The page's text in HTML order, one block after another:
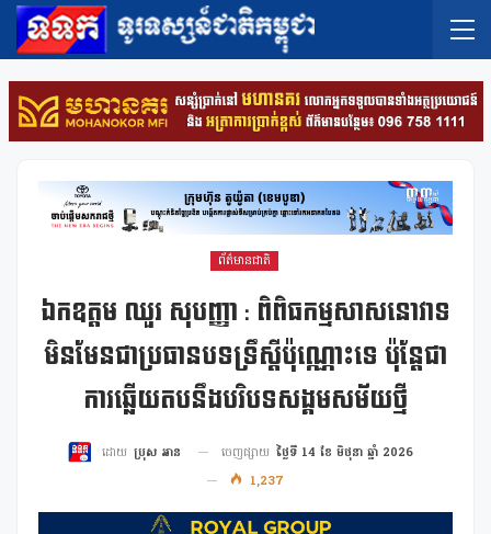
ព័ត៌មានជាតិ
ឯកឧត្តម ឈួរ សុបញ្ញា : ពិពិធកម្មសាសនោវាទ
មិនមែនជាប្រធានបទទ្រឹស្តីប៉ុណ្ណោះទេ ប៉ុន្តែជា
ការឆ្លើយតបនឹងបរិបទសង្គមសម័យថ្មី
ដោយ ប្រុស អាន ចេញផ្សាយ ថ្ងៃទី 14 ខែ មិថុនា ឆ្នាំ 2026
1,237